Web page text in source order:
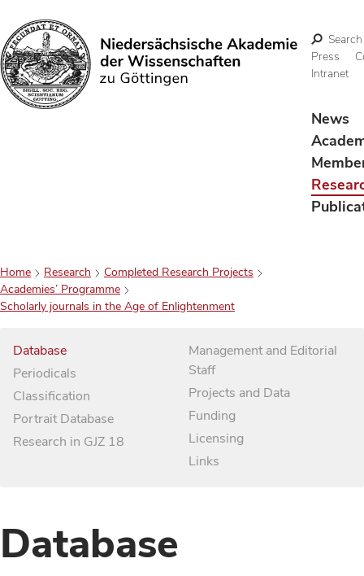
Search
Search
Press
Intranet
News
Home Research
Completed Research Projects
Academies’ Programme
Scholarly journals in the Age of Enlightenment
Database
Periodicals
Classification
Portrait Database
Research in GJZ 18
Management and Editorial
Staff
Projects and Data
Funding
Licensing
Links
Database